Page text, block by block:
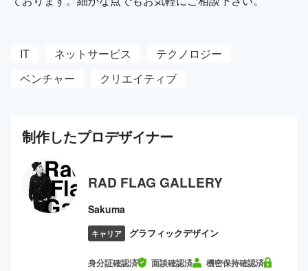
IT ネットサービス
テクノロジー
ベンチャー
クリエイティブ
制作したプロデザイナー
RAD FLAG GALLERY
Sakuma
キャリア グラフィックデザイン
身分証確認済 面談確認済 機密保持確認済